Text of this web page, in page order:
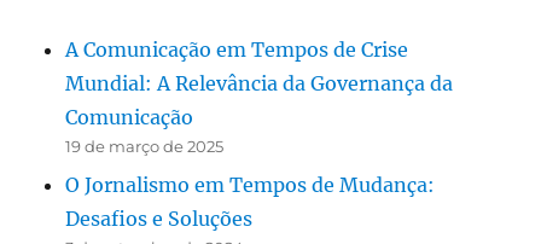
A Comunicação em Tempos de Crise
Mundial: A Relevância da Governança da
Comunicação
19 de março de 2025
O Jornalismo em Tempos de Mudança:
Desafios e Soluções